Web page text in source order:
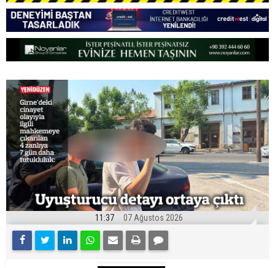
11:37 07 Ağustos 2026